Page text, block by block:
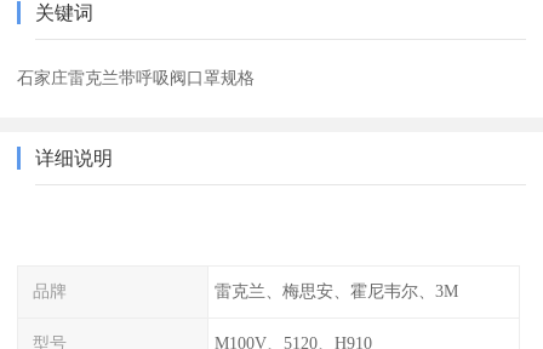
关键词
石家庄雷克兰带呼吸阀口罩规格
详细说明
品牌 雷克兰、梅思安、霍尼韦尔、3M
型号 M100V、5120、H910